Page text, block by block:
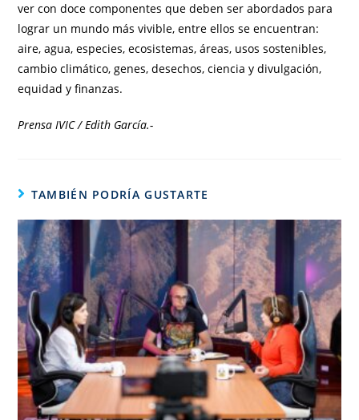
ver con doce componentes que deben ser abordados para
lograr un mundo más vivible, entre ellos se encuentran:
aire, agua, especies, ecosistemas, áreas, usos sostenibles,
cambio climático, genes, desechos, ciencia y divulgación,
equidad y finanzas.
Prensa IVIC / Edith García.-
TAMBIÉN PODRÍA GUSTARTE